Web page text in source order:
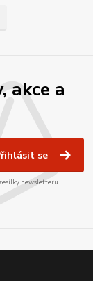
akce a
se
newsletteru.